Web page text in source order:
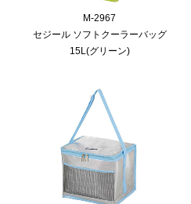
M-2967
セジール ソフトクーラーバッグ
15L(グリーン)